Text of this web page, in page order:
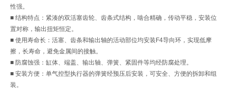
性强。
■ 结构特点：紧湊的双活塞齿轮、齿条式结构，啮合精确，传动平稳，安装位
置对称，输出扭矩恒定。
■ 使用寿命长：活塞、齿条和输出轴的活动部位均安装F4导向环，实现低摩
擦，长寿命，避免金属间的接触。
■ 防腐蚀强：缸体、端盖、输出轴、弹簧、紧固件等均经防腐处理。
■ 安装方便：单气控型执行器的弹簧经预压后安装，可安全、方便的拆卸和组
装。